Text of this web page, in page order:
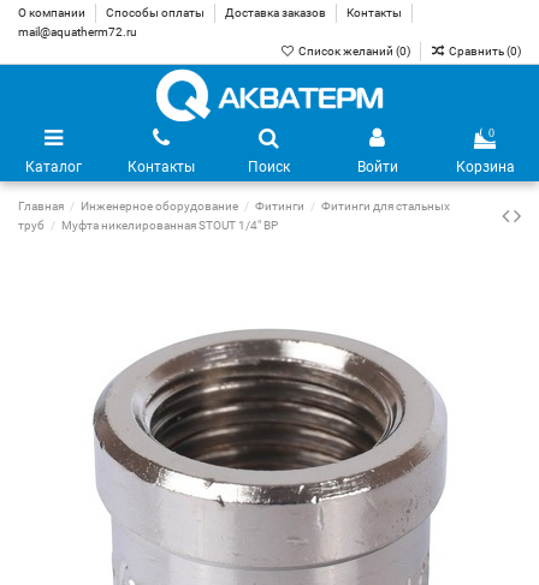
О компании Способы оплаты Доставка заказов
Контакты
mail@aquatherm72.ru
Список желаний (0) Сравнить (0)
Каталог Контакты Поиск Войти
0
Корзина
Главная Инженерное оборудование Фитинги
Фитинги для стальных
труб
Муфта никелированная STOUT 1/4" ВР